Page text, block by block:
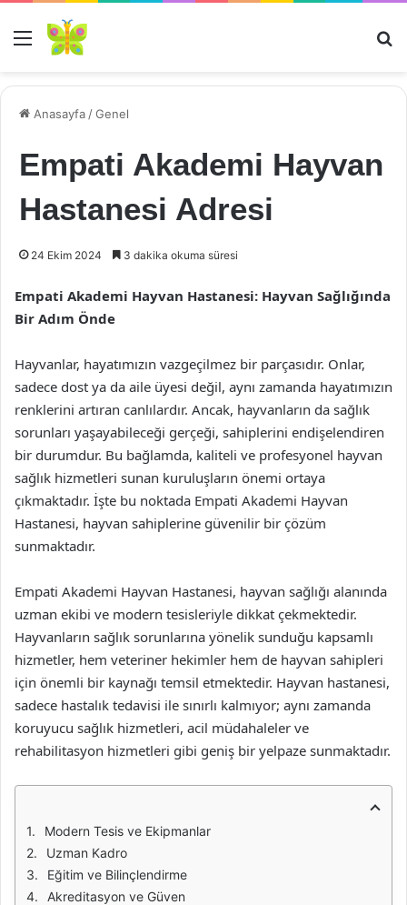
Menü
Anasayfa /Genel
Empati Akademi Hayvan
Hastanesi Adresi
24 Ekim 2024 3 dakika okuma süresi
Empati Akademi Hayvan Hastanesi: Hayvan Sağlığında
Bir Adım Önde
Hayvanlar, hayatımızın vazgeçilmez bir parçasıdır. Onlar,
sadece dost ya da aile üyesi değil, aynı zamanda hayatımızın
renklerini artıran canlılardır. Ancak, hayvanların da sağlık
sorunları yaşayabileceği gerçeği, sahiplerini endişelendiren
bir durumdur. Bu bağlamda, kaliteli ve profesyonel hayvan
sağlık hizmetleri sunan kuruluşların önemi ortaya
çıkmaktadır. İşte bu noktada Empati Akademi Hayvan
Hastanesi, hayvan sahiplerine güvenilir bir çözüm
sunmaktadır.
Empati Akademi Hayvan Hastanesi, hayvan sağlığı alanında
uzman ekibi ve modern tesisleriyle dikkat çekmektedir.
Hayvanların sağlık sorunlarına yönelik sunduğu kapsamlı
hizmetler, hem veteriner hekimler hem de hayvan sahipleri
için önemli bir kaynağı temsil etmektedir. Hayvan hastanesi,
sadece hastalık tedavisi ile sınırlı kalmıyor; aynı zamanda
koruyucu sağlık hizmetleri, acil müdahaleler ve
rehabilitasyon hizmetleri gibi geniş bir yelpaze sunmaktadır.
Modern Tesis ve Ekipmanlar
Uzman Kadro
Eğitim ve Bilinçlendirme
Akreditasyon ve Güven